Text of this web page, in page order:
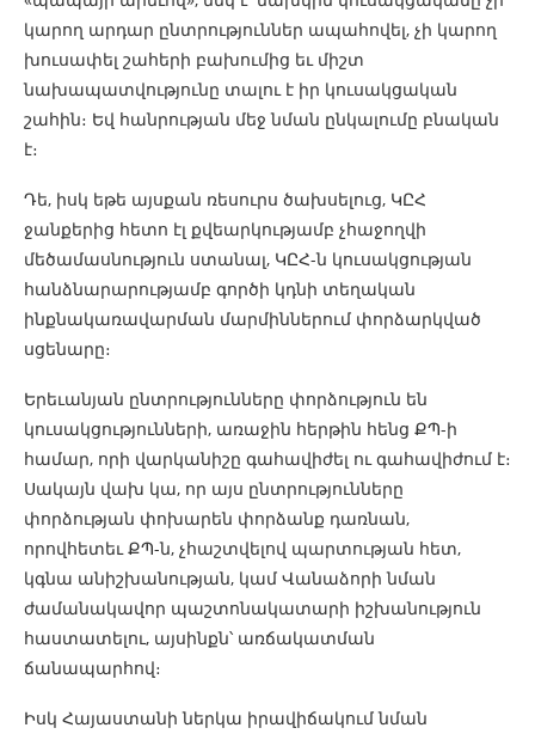
կարող արդար ընտրություններ ապահովել, չի կարող
խուսափել շահերի բախումից եւ միշտ
նախապատվությունը տալու է իր կուսակցական
շահին։ Եվ հանրության մեջ նման ընկալումը բնական
է։
Դե, իսկ եթե այսքան ռեսուրս ծախսելուց, ԿԸՀ
ջանքերից հետո էլ քվեարկությամբ չհաջողվի
մեծամասնություն ստանալ, ԿԸՀ-ն կուսակցության
հանձնարարությամբ գործի կդնի տեղական
ինքնակառավարման մարմիններում փորձարկված
սցենարը։
Երեւանյան ընտրությունները փորձություն են
կուսակցությունների, առաջին հերթին հենց ՔՊ-ի
համար, որի վարկանիշը գահավիժել ու գահավիժում է։
Սակայն վախ կա, որ այս ընտրությունները
փորձության փոխարեն փորձանք դառնան,
որովհետեւ ՔՊ-ն, չհաշտվելով պարտության հետ,
կգնա անիշխանության, կամ Վանաձորի նման
ժամանակավոր պաշտոնակատարի իշխանություն
հաստատելու, այսինքն՝ առճակատման
ճանապարհով։
Իսկ Հայաստանի ներկա իրավիճակում նման